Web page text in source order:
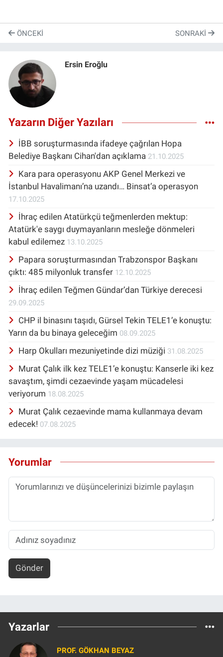
ÖNCEKI SONRAKI
Ersin Eroğlu
Yazarın Diğer Yazıları
İBB soruşturmasında ifadeye çağrılan Hopa
Belediye Başkanı Cihan'dan açıklama 21.10.2025
Kara para operasyonu AKP Genel Merkezi ve
İstanbul Havalimanı’na uzandı… Binsat’a operasyon
17.10.2025
İhraç edilen Atatürkçü teğmenlerden mektup:
Atatürk'e saygı duymayanların mesleğe dönmeleri
kabul edilemez 13.10.2025
Papara soruşturmasından Trabzonspor Başkanı
çıktı: 485 milyonluk transfer 12.10.2025
İhraç edilen Teğmen Gündar’dan Türkiye derecesi
29.09.2025
CHP il binasını taşıdı, Gürsel Tekin TELE1’e konuştu:
Yarın da bu binaya geleceğim 08.09.2025
Harp Okulları mezuniyetinde dizi müziği 31.08.2025
Murat Çalık ilk kez TELE1’e konuştu: Kanserle iki kez
savaştım, şimdi cezaevinde yaşam mücadelesi
veriyorum 18.08.2025
Murat Çalık cezaevinde mama kullanmaya devam
edecek! 07.08.2025
Yorumlar
Gönder
Yazarlar
PROF. GÖKHAN BEYAZ